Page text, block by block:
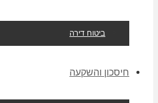
ביטוח דירה
חיסכון והשקעה